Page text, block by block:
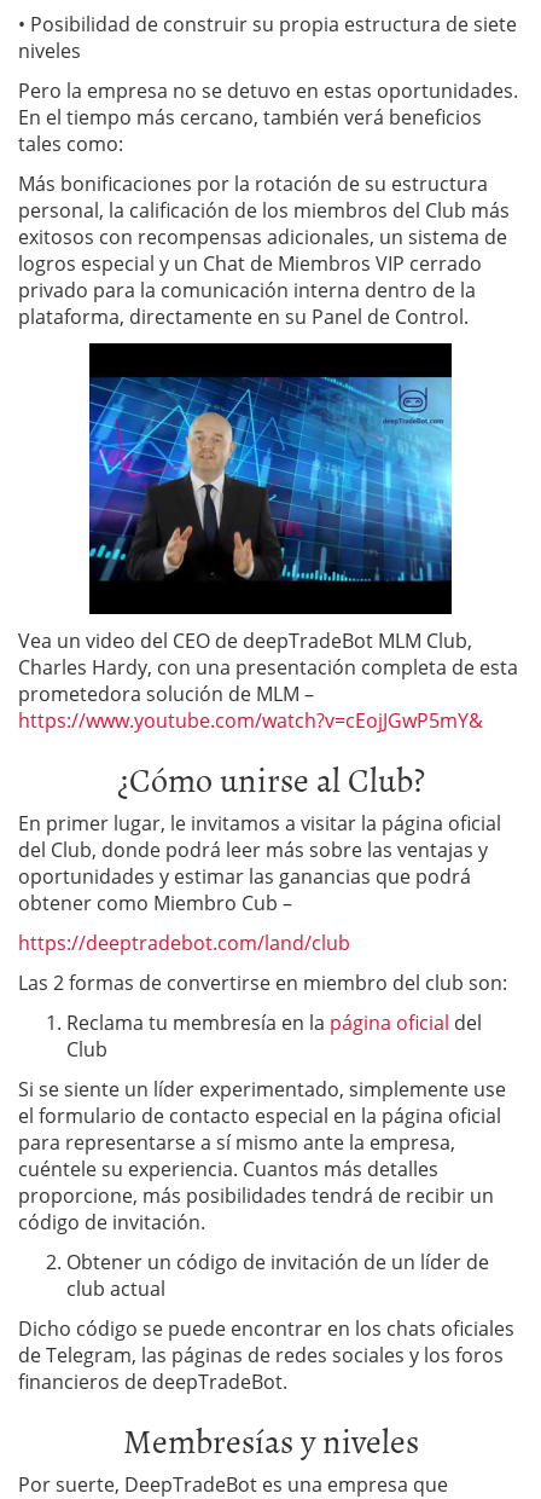
• Posibilidad de construir su propia estructura de siete
niveles
Pero la empresa no se detuvo en estas oportunidades.
En el tiempo más cercano, también verá beneficios
tales como:
Más bonificaciones por la rotación de su estructura
personal, la calificación de los miembros del Club más
exitosos con recompensas adicionales, un sistema de
logros especial y un Chat de Miembros VIP cerrado
privado para la comunicación interna dentro de la
plataforma, directamente en su Panel de Control.
Vea un video del CEO de deepTradeBot MLM Club,
Charles Hardy, con una presentación completa de esta
prometedora solución de MLM –
https://www.youtube.com/watch?v=cEojJGwP5mY&
¿Cómo unirse al Club?
En primer lugar, le invitamos a visitar la página oficial
del Club, donde podrá leer más sobre las ventajas y
oportunidades y estimar las ganancias que podrá
obtener como Miembro Cub –
https://deeptradebot.com/land/club
Las 2 formas de convertirse en miembro del club son:
Reclama tu membresía en la página oficial del
Club
Si se siente un líder experimentado, simplemente use
el formulario de contacto especial en la página oficial
para representarse a sí mismo ante la empresa,
cuéntele su experiencia. Cuantos más detalles
proporcione, más posibilidades tendrá de recibir un
código de invitación.
Obtener un código de invitación de un líder de
club actual
Dicho código se puede encontrar en los chats oficiales
de Telegram, las páginas de redes sociales y los foros
financieros de deepTradeBot.
Membresías y niveles
Por suerte, DeepTradeBot es una empresa que